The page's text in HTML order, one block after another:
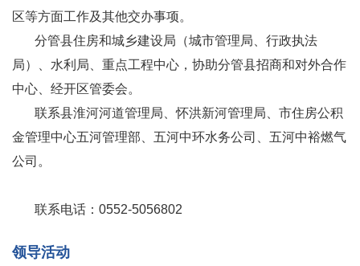
区等方面工作及其他交办事项。
分管县住房和城乡建设局（城市管理局、行政执法
局）、水利局、重点工程中心，协助分管县招商和对外合作
中心、经开区管委会。
联系县淮河河道管理局、怀洪新河管理局、市住房公积
金管理中心五河管理部、五河中环水务公司、五河中裕燃气
公司。
联系电话：0552-5056802
领导活动